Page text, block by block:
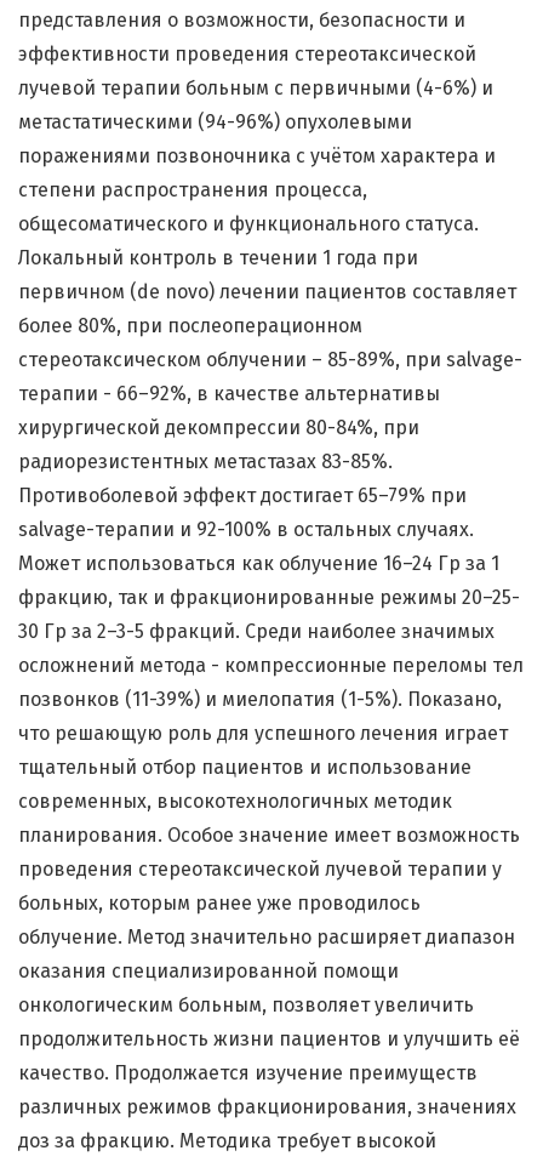
представления о возможности, безопасности и
эффективности проведения стереотаксической
лучевой терапии больным с первичными (4-6%) и
метастатическими (94-96%) опухолевыми
поражениями позвоночника с учётом характера и
степени распространения процесса,
общесоматического и функционального статуса.
Локальный контроль в течении 1 года при
первичном (de novo) лечении пациентов составляет
более 80%, при послеоперационном
стереотаксическом облучении – 85-89%, при salvage-
терапии - 66–92%, в качестве альтернативы
хирургической декомпрессии 80-84%, при
радиорезистентных метастазах 83-85%.
Противоболевой эффект достигает 65–79% при
salvage-терапии и 92-100% в остальных случаях.
Может использоваться как облучение 16–24 Гр за 1
фракцию, так и фракционированные режимы 20–25-
30 Гр за 2–3-5 фракций. Среди наиболее значимых
осложнений метода - компрессионные переломы тел
позвонков (11-39%) и миелопатия (1-5%). Показано,
что решающую роль для успешного лечения играет
тщательный отбор пациентов и использование
современных, высокотехнологичных методик
планирования. Особое значение имеет возможность
проведения стереотаксической лучевой терапии у
больных, которым ранее уже проводилось
облучение. Метод значительно расширяет диапазон
оказания специализированной помощи
онкологическим больным, позволяет увеличить
продолжительность жизни пациентов и улучшить её
качество. Продолжается изучение преимуществ
различных режимов фракционирования, значениях
доз за фракцию. Методика требует высокой